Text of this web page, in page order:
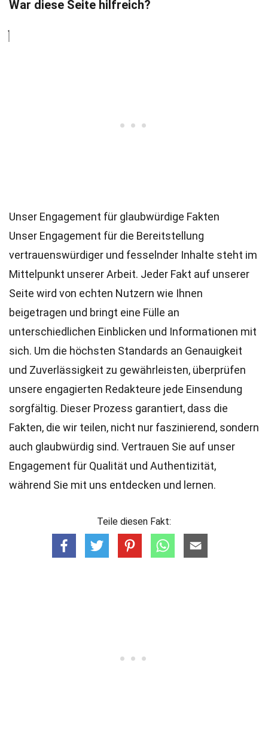
War diese Seite hilfreich?
Unser Engagement für glaubwürdige Fakten
Unser Engagement für die Bereitstellung
vertrauenswürdiger und fesselnder Inhalte steht im
Mittelpunkt unserer Arbeit. Jeder Fakt auf unserer
Seite wird von echten Nutzern wie Ihnen
beigetragen und bringt eine Fülle an
unterschiedlichen Einblicken und Informationen mit
sich. Um die höchsten Standards an Genauigkeit
und Zuverlässigkeit zu gewährleisten, überprüfen
unsere engagierten Redakteure jede Einsendung
sorgfältig. Dieser Prozess garantiert, dass die
Fakten, die wir teilen, nicht nur faszinierend, sondern
auch glaubwürdig sind. Vertrauen Sie auf unser
Engagement für Qualität und Authentizität,
während Sie mit uns entdecken und lernen.
Teile diesen Fakt: